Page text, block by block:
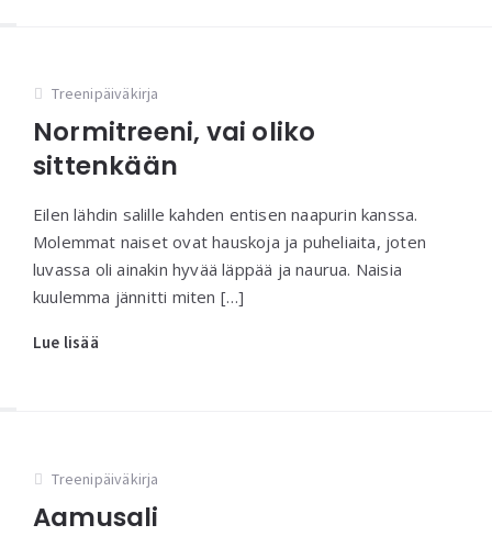
Treenipäiväkirja
Normitreeni, vai oliko
sittenkään
Eilen lähdin salille kahden entisen naapurin kanssa.
Molemmat naiset ovat hauskoja ja puheliaita, joten
luvassa oli ainakin hyvää läppää ja naurua. Naisia
kuulemma jännitti miten […]
Lue lisää
Treenipäiväkirja
Aamusali